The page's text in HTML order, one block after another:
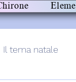
Il tema natale